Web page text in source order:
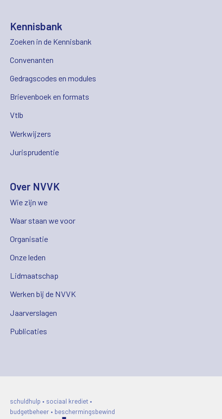
Kennisbank
Zoeken in de Kennisbank
Convenanten
Gedragscodes en modules
Brievenboek en formats
Vtlb
Werkwijzers
Jurisprudentie
Over NVVK
Wie zijn we
Waar staan we voor
Organisatie
Onze leden
Lidmaatschap
Werken bij de NVVK
Jaarverslagen
Publicaties
schuldhulp • sociaal krediet •
budgetbeheer • beschermingsbewind